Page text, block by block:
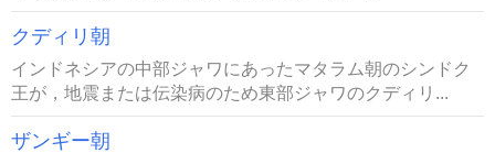
クディリ朝
インドネシアの中部ジャワにあったマタラム朝のシンドク
王が，地震または伝染病のため東部ジャワのクディリ...
ザンギー朝